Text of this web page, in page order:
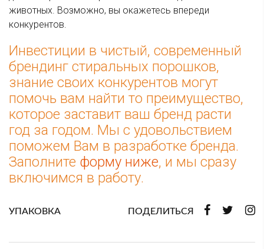
животных. Возможно, вы окажетесь впереди
конкурентов.
Инвестиции в чистый, современный
брендинг стиральных порошков,
знание своих конкурентов могут
помочь вам найти то преимущество,
которое заставит ваш бренд расти
год за годом. Мы с удовольствием
поможем Вам в разработке бренда.
Заполните форму ниже, и мы сразу
включимся в работу.
УПАКОВКА ПОДЕЛИТЬСЯ